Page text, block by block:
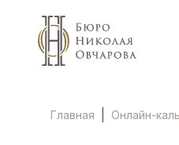
Главная Онлайн-